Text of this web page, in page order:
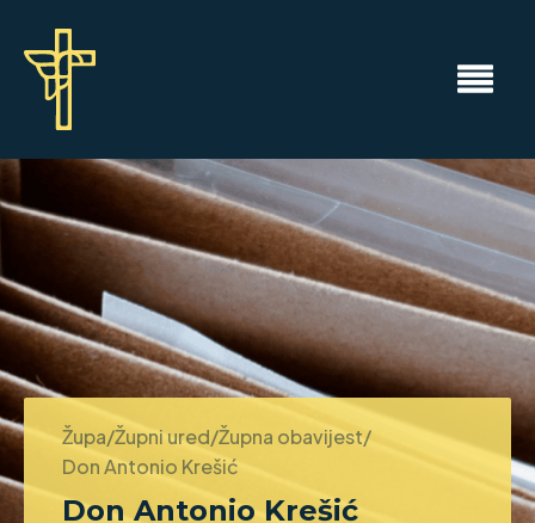
Župa/Župni ured/Župna obavijest/
Don Antonio Krešić
Don Antonio Krešić